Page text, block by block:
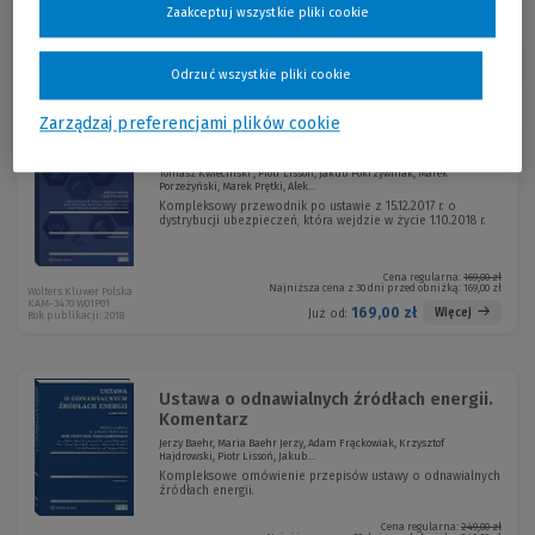
Tomasz Kwieciński , Piotr Lissoń, Jakub Pokrzywniak, Marek
Porzeżyński, Marek Prętki, Alek...
Kompleksowy przewodnik po ustawie z 15.12.2017 r. o
dystrybucji ubezpieczeń, która wejdzie w życie 1.10.2018 r.
Cena regularna: 169,00 zł
Najniższa cena z 30 dni przed obniżką: 169,00 zł
Już od: 169,00 zł Więcej
Wolters Kluwer Polska
KAM-3470 W01P01
Rok publikacji: 2018
Ustawa o odnawialnych źródłach energii.
Komentarz
Jerzy Baehr, Maria Baehr Jerzy, Adam Frąckowiak, Krzysztof
Hajdrowski, Piotr Lissoń, Jakub...
Kompleksowe omówienie przepisów ustawy o odnawialnych
źródłach energii.
Cena regularna: 249,00 zł
Zarządzaj preferencjami plików cookie
Odrzuć wszystkie pliki cookie
Zaakceptuj wszystkie pliki cookie